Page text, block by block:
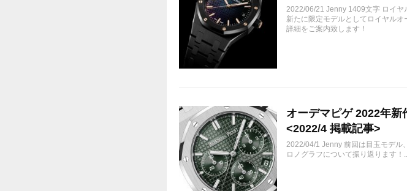
2022/06/21 Jenny 1409文字 ロイヤ
新たに限定モデルとしてロイヤル
詳細をご案内致します！
オーデマピゲ 2022年
<2022/4 掲載記事>
2022/04/1 Jenny 前回は目玉モデル
ロノグラフについて振り返ります！...